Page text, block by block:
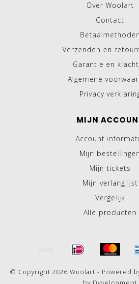
Over Woolart
Contact
Betaalmethoden
Verzenden en
Garantie en
Algemene
Privacy
MIJN
Account
Mijn bestellingen
Mijn tickets
Mijn verlanglijst
Vergelijk
Alle producten
© Copyright 2026 Woolart - Powered